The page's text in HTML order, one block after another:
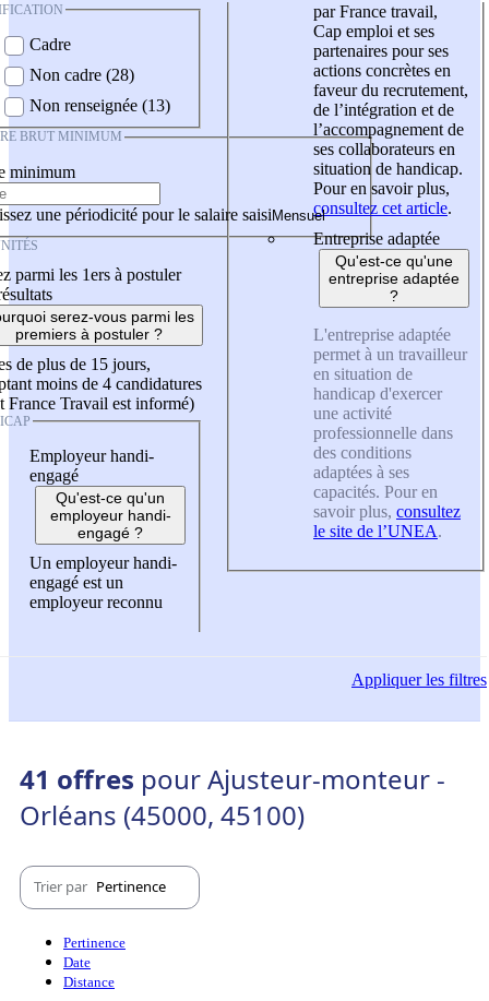
Cadre
Non cadre (28)
Non renseignée (13)
BRUT MINIMUM
minimum
une périodicité pour le salaire saisi
parmi les 1ers à postuler
serez-vous parmi les
premiers à postuler ?
de plus de 15 jours,
moins de 4 candidatures
France Travail est informé)
Employeur handi-
engagé
Qu'est-ce qu'un
employeur handi-
engagé ?
Un employeur handi-
engagé est un
employeur reconnu
par France travail,
Cap emploi et ses
partenaires pour ses
actions concrètes en
faveur du recrutement,
de l’intégration et de
l’accompagnement de
ses collaborateurs en
situation de handicap.
Pour en savoir plus,
consultez cet article.
Entreprise adaptée
Qu'est-ce qu'une
entreprise adaptée
?
L'entreprise adaptée
permet à un travailleur
en situation de
handicap d'exercer
une activité
professionnelle dans
des conditions
adaptées à ses
capacités. Pour en
savoir plus, consultez
le site de l’UNEA.
Appliquerles filtres
41 offres pour Ajusteur-monteur -
Orléans (45000, 45100)
Trier par Pertinence
Pertinence
Date
Distance